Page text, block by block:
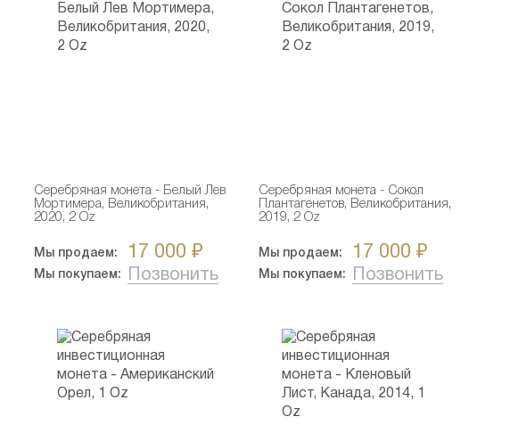
Серебряная монета - Белый Лев
Мортимера, Великобритания,
2020, 2 Oz
Мы продаем: 17 000 ₽
Мы покупаем: Позвонить
Серебряная монета - Сокол
Плантагенетов, Великобритания,
2019, 2 Oz
Мы продаем: 17 000 ₽
Мы покупаем: Позвонить